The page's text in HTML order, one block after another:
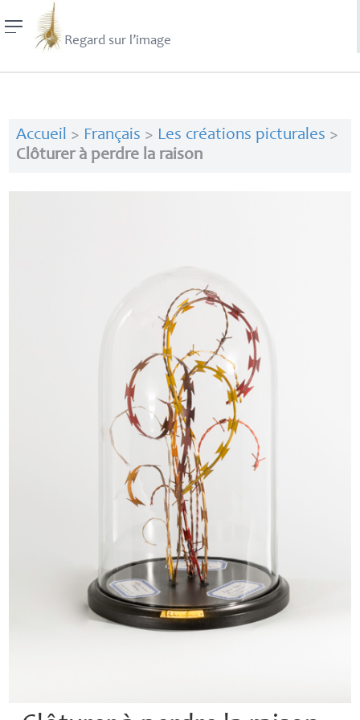
Regard sur l’image
Accueil > Français > Les créations picturales >
Clôturer à perdre la raison